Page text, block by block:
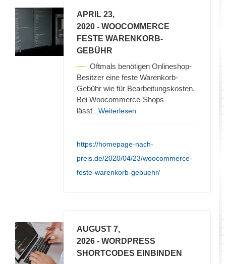
APRIL 23,
2020 - WOOCOMMERCE
FESTE WARENKORB-
GEBÜHR
Oftmals benötigen Onlineshop-
Besitzer eine feste Warenkorb-
Gebühr wie für Bearbeitungskosten.
Bei Woocommerce-Shops
lässt ...Weiterlesen
https://homepage-nach-
preis.de/2020/04/23/woocommerce-
feste-warenkorb-gebuehr/
AUGUST 7,
2026 - WORDPRESS
SHORTCODES EINBINDEN